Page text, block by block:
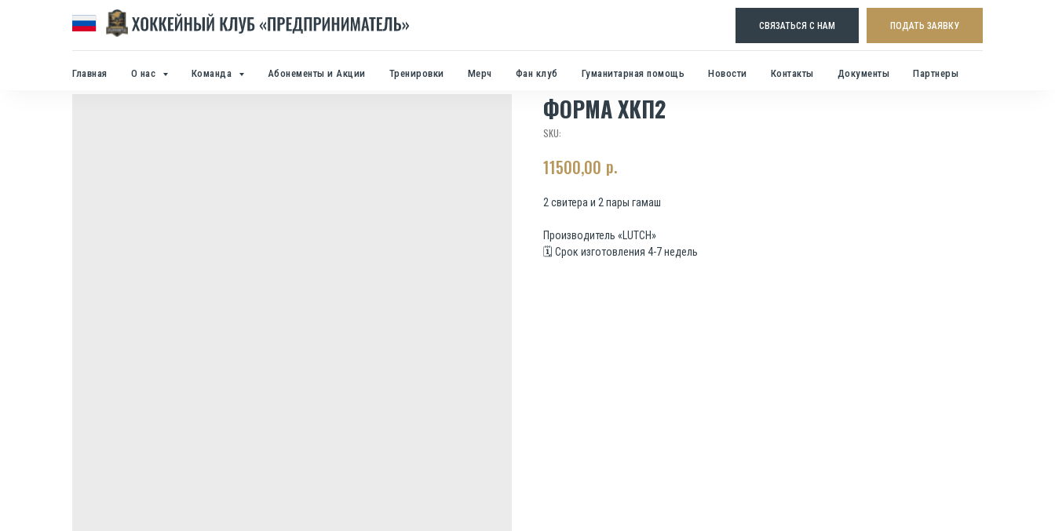
СВЯЗАТЬСЯ С НАМ ПОДАТЬ ЗАЯВКУ
Главная О нас Команда Абонементы и Акции Тренировки Мерч Фан клуб Гуманитарная помощь Новости Контакты Документы Партнеры
ФОРМА ХКП2
SKU:
11500,00 р.
2 свитера и 2 пары гамаш
Производитель «LUTCH»
🗓️ Срок изготовления 4-7 недель